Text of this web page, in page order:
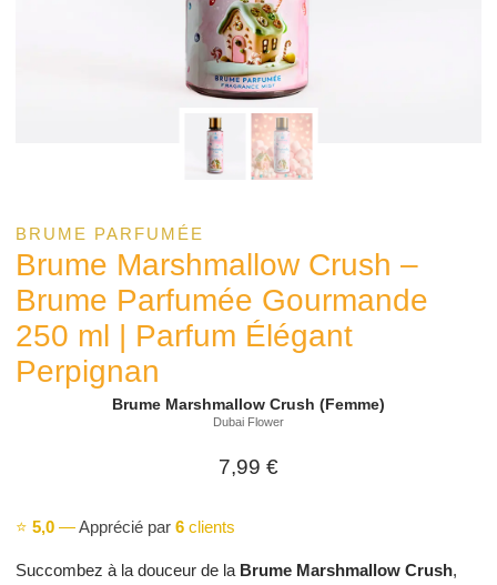
BRUME PARFUMÉE
Brume Marshmallow Crush –
Brume Parfumée Gourmande
250 ml | Parfum Élégant
Perpignan
Brume Marshmallow Crush (Femme)
Dubai Flower
7,99 €
⭐ 5,0—Apprécié par 6clients
Succombez à la douceur de la Brume Marshmallow Crush,